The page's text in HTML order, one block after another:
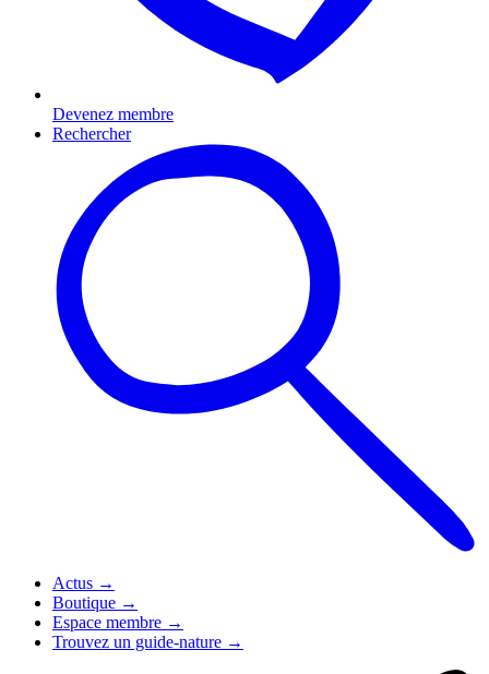
Devenez membre
Rechercher
Actus →
Boutique →
Espace membre →
Trouvez un guide-nature →